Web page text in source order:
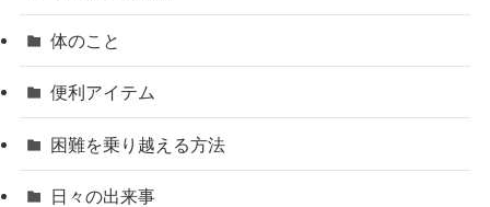
体のこと
便利アイテム
困難を乗り越える方法
日々の出来事